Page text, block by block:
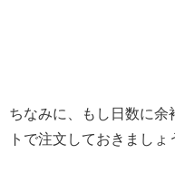
ちなみに、もし日数に余
トで注文しておきましょ